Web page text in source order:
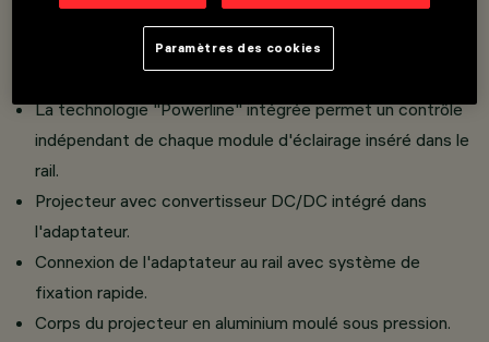
d'attaque DC/DC avec la fonctionnalité DALI à
La technologie "Powerline" intégrée permet un contrôle
indépendant de chaque module d'éclairage inséré dans le
rail.
Projecteur avec convertisseur DC/DC intégré dans
l'adaptateur.
Connexion de l'adaptateur au rail avec système de
fixation rapide.
Corps du projecteur en aluminium moulé sous pression.
Paramètres des cookies